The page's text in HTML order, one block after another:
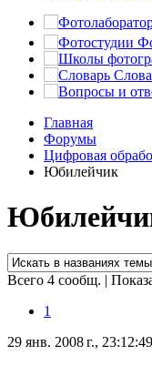
Главная
Форумы
Цифровая
Юбилейчик
Всего 4 сообщ. |
1
29 янв. 2008 г., 23:12:49